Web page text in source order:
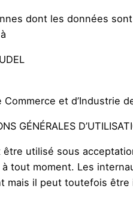
dont les données
Commerce et d’Industrie
GÉNÉRALES
être utilisé sous
tout moment. Les
mais il peut toutefois